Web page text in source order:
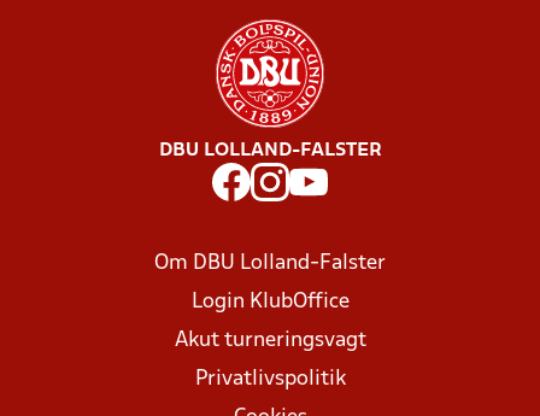
DBU LOLLAND-FALSTER
Om DBU Lolland-Falster
Login KlubOffice
Akut turneringsvagt
Privatlivspolitik